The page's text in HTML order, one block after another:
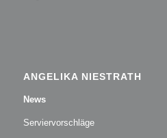
ANGELIKA NIESTRATH
News
Serviervorschläge